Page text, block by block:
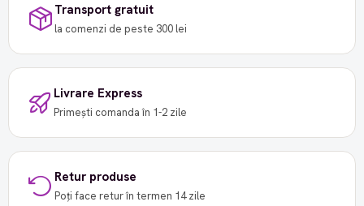
Transport gratuit
la comenzi de peste 300 lei
Livrare Express
Primești comanda în 1-2 zile
Retur produse
Poți face retur în termen 14 zile